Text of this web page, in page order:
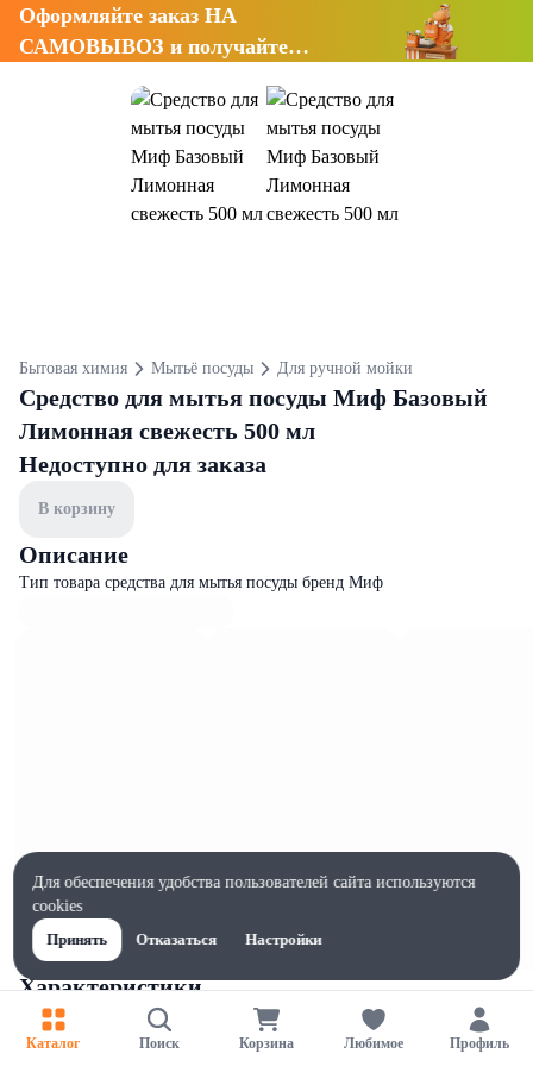
Оформляйте заказ НА
САМОВЫВОЗ и получайте
Бытовая химия Мытьё посуды Для ручной мойки
Средство для мытья посуды Миф Базовый
Лимонная свежесть 500 мл
Недоступно для заказа
В корзину
Описание
Тип товара средства для мытья посуды бренд Миф
Характеристики
Ширина, мм
93
Каталог Поиск Корзина Любимое Профиль
Для обеспечения удобства пользователей сайта используются
cookies
Принять
Отказаться Настройки